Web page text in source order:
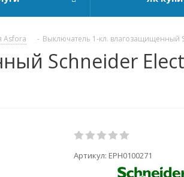
Asfora - Выключатель 1-кл. влагозащищенный
Schneider
Артикул: EPH0100271